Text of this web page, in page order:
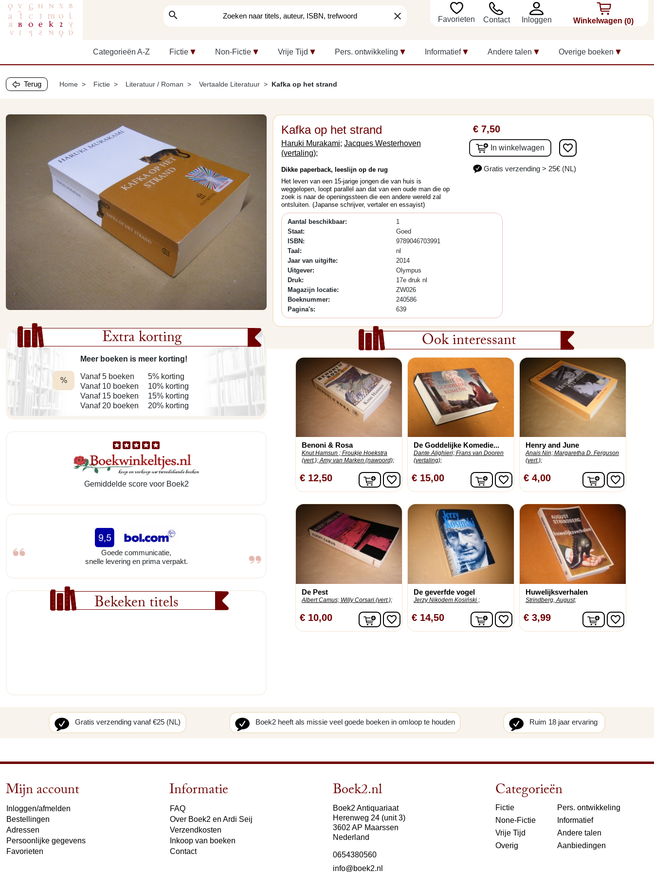
search clear Favorieten Contact Inloggen Winkelwagen (0)
Categorieën A-Z Fictie Non-Fictie Vrije Tijd Pers. ontwikkeling Informatief Andere talen Overige boeken
Terug Home Fictie Literatuur / Roman Vertaalde Literatuur Kafka op het strand
Kafka op het strand
Haruki Murakami; Jacques Westerhoven
(vertaling);
Dikke paperback, leeslijn op de rug
Het leven van een 15-jarige jongen die van huis is
weggelopen, loopt parallel aan dat van een oude man die op
zoek is naar de openingssteen die een andere wereld zal
ontsluiten. (Japanse schrijver, vertaler en essayist)
€ 7,50
In winkelwagen favorite_border
Gratis verzending > 25€ (NL)
Aantal beschikbaar:
1
Staat:
Goed
ISBN:
9789046703991
Taal:
nl
Jaar van uitgifte:
2014
Uitgever:
Olympus
Druk:
17e druk nl
Magazijn locatie:
ZW026
Boeknummer:
240586
Pagina's:
639
Extra korting
%
Meer boeken is meer korting!
Vanaf 5 boeken
Vanaf 10 boeken
Vanaf 15 boeken
Vanaf 20 boeken
5% korting
10% korting
15% korting
20% korting
Gemiddelde score voor Boek2
Goede communicatie,
snelle levering en prima verpakt.
Bekeken titels
Ook interessant
Benoni & Rosa
Knut Hamsun ; Froukje Hoekstra
(vert.); Amy van Marken (nawoord);
€ 12,50 In winkelwagen
favorite_border
De Goddelijke Komedie...
Dante Alighieri; Frans van Dooren
(vertaling);
€ 15,00 In winkelwagen
favorite_border
Henry and June
Anais Nin; Margaretha D. Ferguson
(vert.);
€ 4,00 Infavorite_border
De Pest
Albert Camus; Willy Corsari (vert.);
€ 10,00 In winkelwagen
favorite_border
De geverfde vogel
Jerzy Nikodem Kosiński ;
€ 14,50 In winkelwagen
favorite_border
Huwelijksverhalen
Strindberg, August;
€ 3,99 Infavorite_border
Gratis verzending vanaf €25 (NL) Boek2 heeft als missie veel goede boeken in omloop te houden Ruim 18 jaar ervaring
Mijn account
Inloggen/afmelden
Bestellingen
Adressen
Persoonlijke gegevens
Favorieten
Informatie
FAQ
Over Boek2 en Ardi Seij
Verzendkosten
Inkoop van boeken
Contact
Boek2.nl
Boek2 Antiquariaat
Herenweg 24 (unit 3)
3602 AP Maarssen
Nederland
0654380560
info@boek2.nl
Categorieën
Fictie
None-Fictie
Vrije Tijd
Overig
Pers. ontwikkeling
Informatief
Andere talen
Aanbiedingen